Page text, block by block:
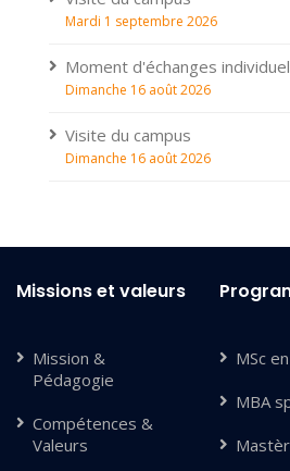
Mardi 1 septembre 2026
Moment d'échanges
Dimanche 16 août 2026
Visite du campus
Dimanche 16 août 2026
Missions et valeurs
Mission &
Pédagogie
Compétences &
Valeurs
MSc
MBA